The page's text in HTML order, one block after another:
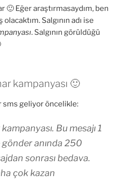
🙂 Eğer araştırmasaydım, ben
Salgının adı ise
. Salgının görüldüğü
kampanyası 🙂
sms geliyor öncelikle:
Bu mesajı 1
anında 250
sonrası bedava.
çok kazan